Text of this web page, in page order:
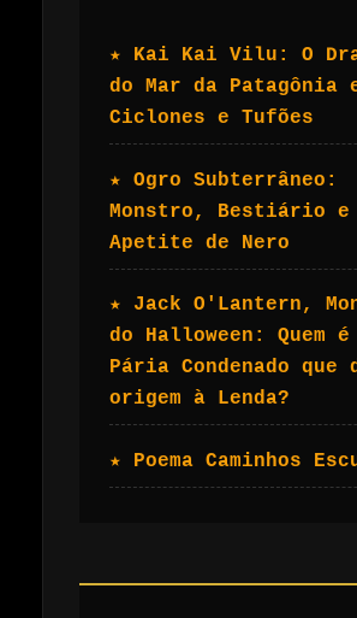
★ Kai Kai Vilu: O
do Mar da Patagônia
Ciclones e Tufões
★ Ogro Subterrâneo:
Monstro, Bestiário e
Apetite de Nero
★ Jack O'Lantern,
do Halloween: Quem é
Pária Condenado que
origem à Lenda?
★ Poema Caminhos